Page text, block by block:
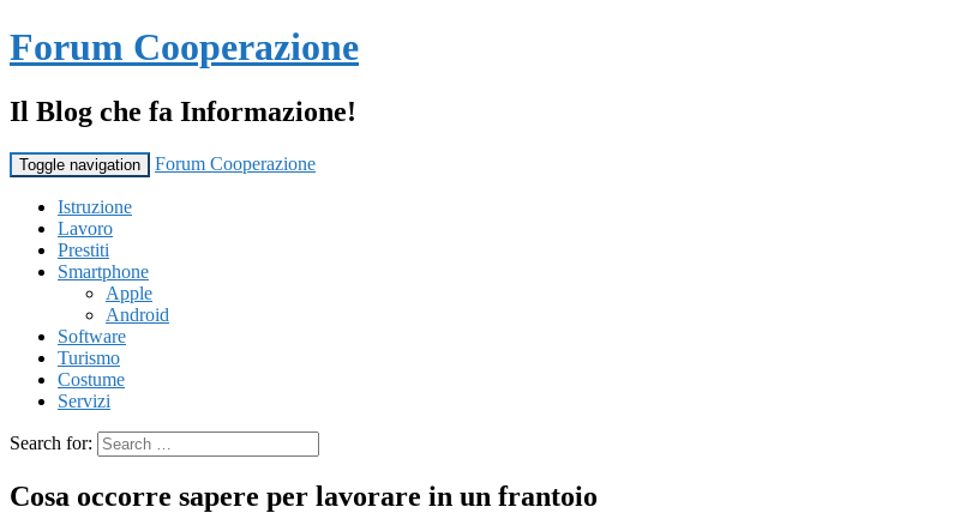
Forum Cooperazione
Il Blog che fa Informazione!
Toggle navigation Forum Cooperazione
Istruzione
Lavoro
Prestiti
Smartphone
Apple
Android
Software
Turismo
Costume
Servizi
Search for:
Cosa occorre sapere per lavorare in un frantoio